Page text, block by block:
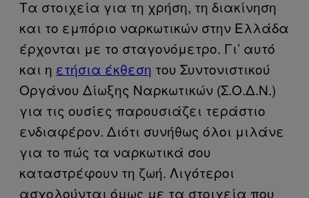
Τα στοιχεία για τη χρήση, τη διακίνηση
και το εμπόριο ναρκωτικών στην Ελλάδα
έρχονται με το σταγονόμετρο. Γι’ αυτό
και η ετήσια έκθεση του Συντονιστικού
Οργάνου Δίωξης Ναρκωτικών (Σ.Ο.Δ.Ν.)
για τις ουσίες παρουσιάζει τεράστιο
ενδιαφέρον. Διότι συνήθως όλοι μιλάνε
για το πώς τα ναρκωτικά σου
καταστρέφουν τη ζωή. Λιγότεροι
ασχολούνται όμως με τα στοιχεία που